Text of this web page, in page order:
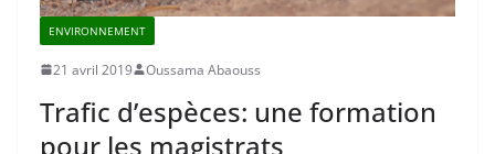
ENVIRONNEMENT
21 avril 2019 Oussama Abaouss
Trafic d’espèces: une formation
pour les magistrats